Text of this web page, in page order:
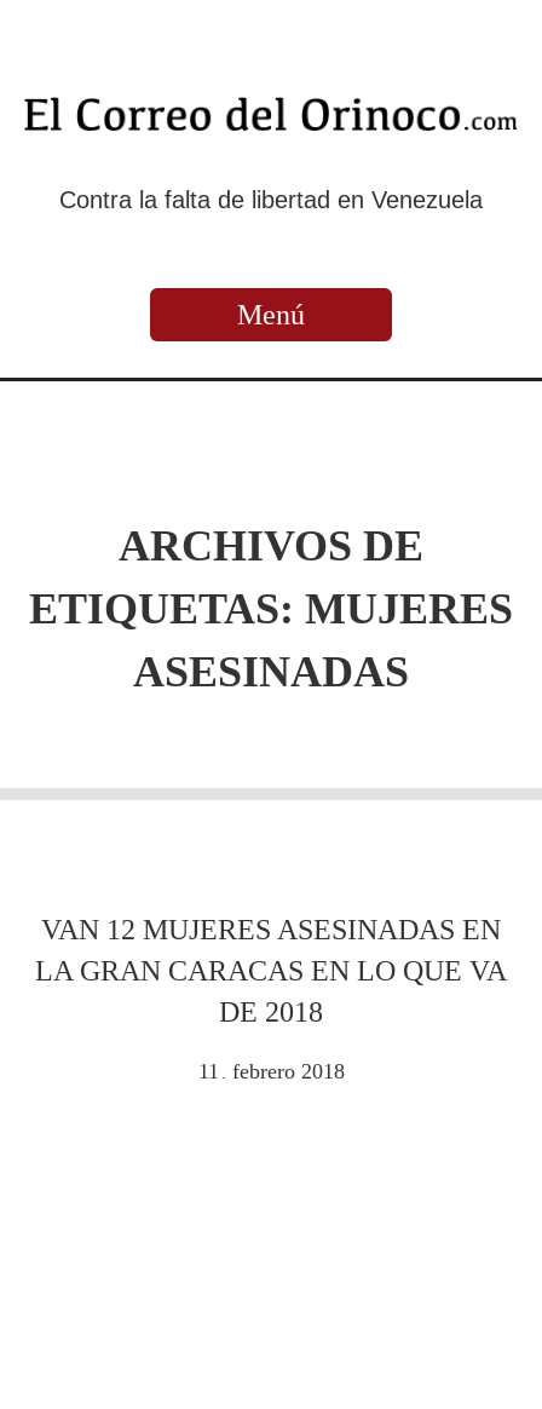
Contra la falta de libertad en Venezuela
Menú
ARCHIVOS DE
ETIQUETAS: MUJERES
ASESINADAS
VAN 12 MUJERES ASESINADAS EN
LA GRAN CARACAS EN LO QUE VA
DE 2018
11 . febrero 2018